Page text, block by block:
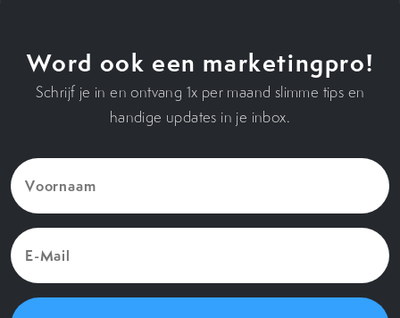
Word ook een marketingpro!
Schrijf je in en ontvang 1x per maand slimme tips en
handige updates in je inbox.
Voornaam
(Vereist)
E-
Mail
(Vereist)